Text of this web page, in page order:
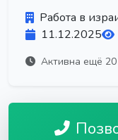
Работа в
11.12.2025
Активна ещё